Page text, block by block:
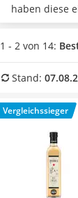
Irischer Whiskey
Matcha-Set
MCT-Öl
Erythrit
Müsli ohne
haben diese
wohingegen
Wählen Sie
unnötigen
Reisessig*
1 - 2 von 14:
Stand:
Vergleichssieger